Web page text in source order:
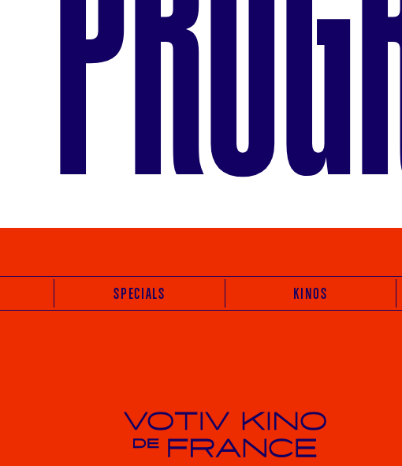
SPECIALS KINOS
Votiv Kino und Kino De France in Wien